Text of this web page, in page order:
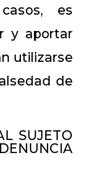
es
y aportar
utilizarse
de
SUJETO